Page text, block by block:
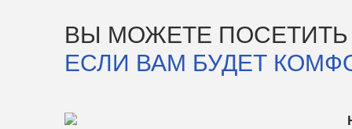
ВЫ МОЖЕТЕ
ЕСЛИ ВАМ БУДЕТ